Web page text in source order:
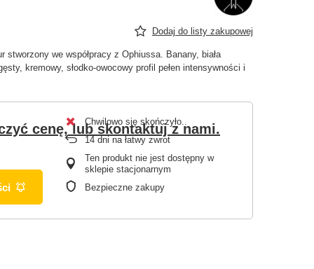
Dodaj do listy zakupowej
stworzony we współpracy z Ophiussa. Banany, biała
kremowy, słodko-owocowy profil pełen intensywności i
cenę, lub skontaktuj z nami.
Chwilowo się skończyło.
14 dni na łatwy zwrot
Ten produkt nie jest dostępny w
sklepie stacjonarnym
Bezpieczne zakupy